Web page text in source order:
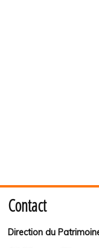
Contact
Direction du